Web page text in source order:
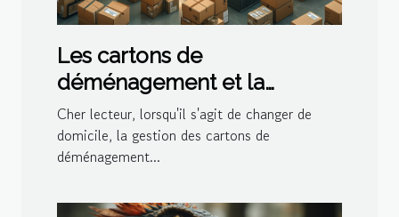
Les cartons de
déménagement et la
gestion de l'espace dans le
logement
Cher lecteur, lorsqu'il s'agit de changer de
domicile, la gestion des cartons de
déménagement...